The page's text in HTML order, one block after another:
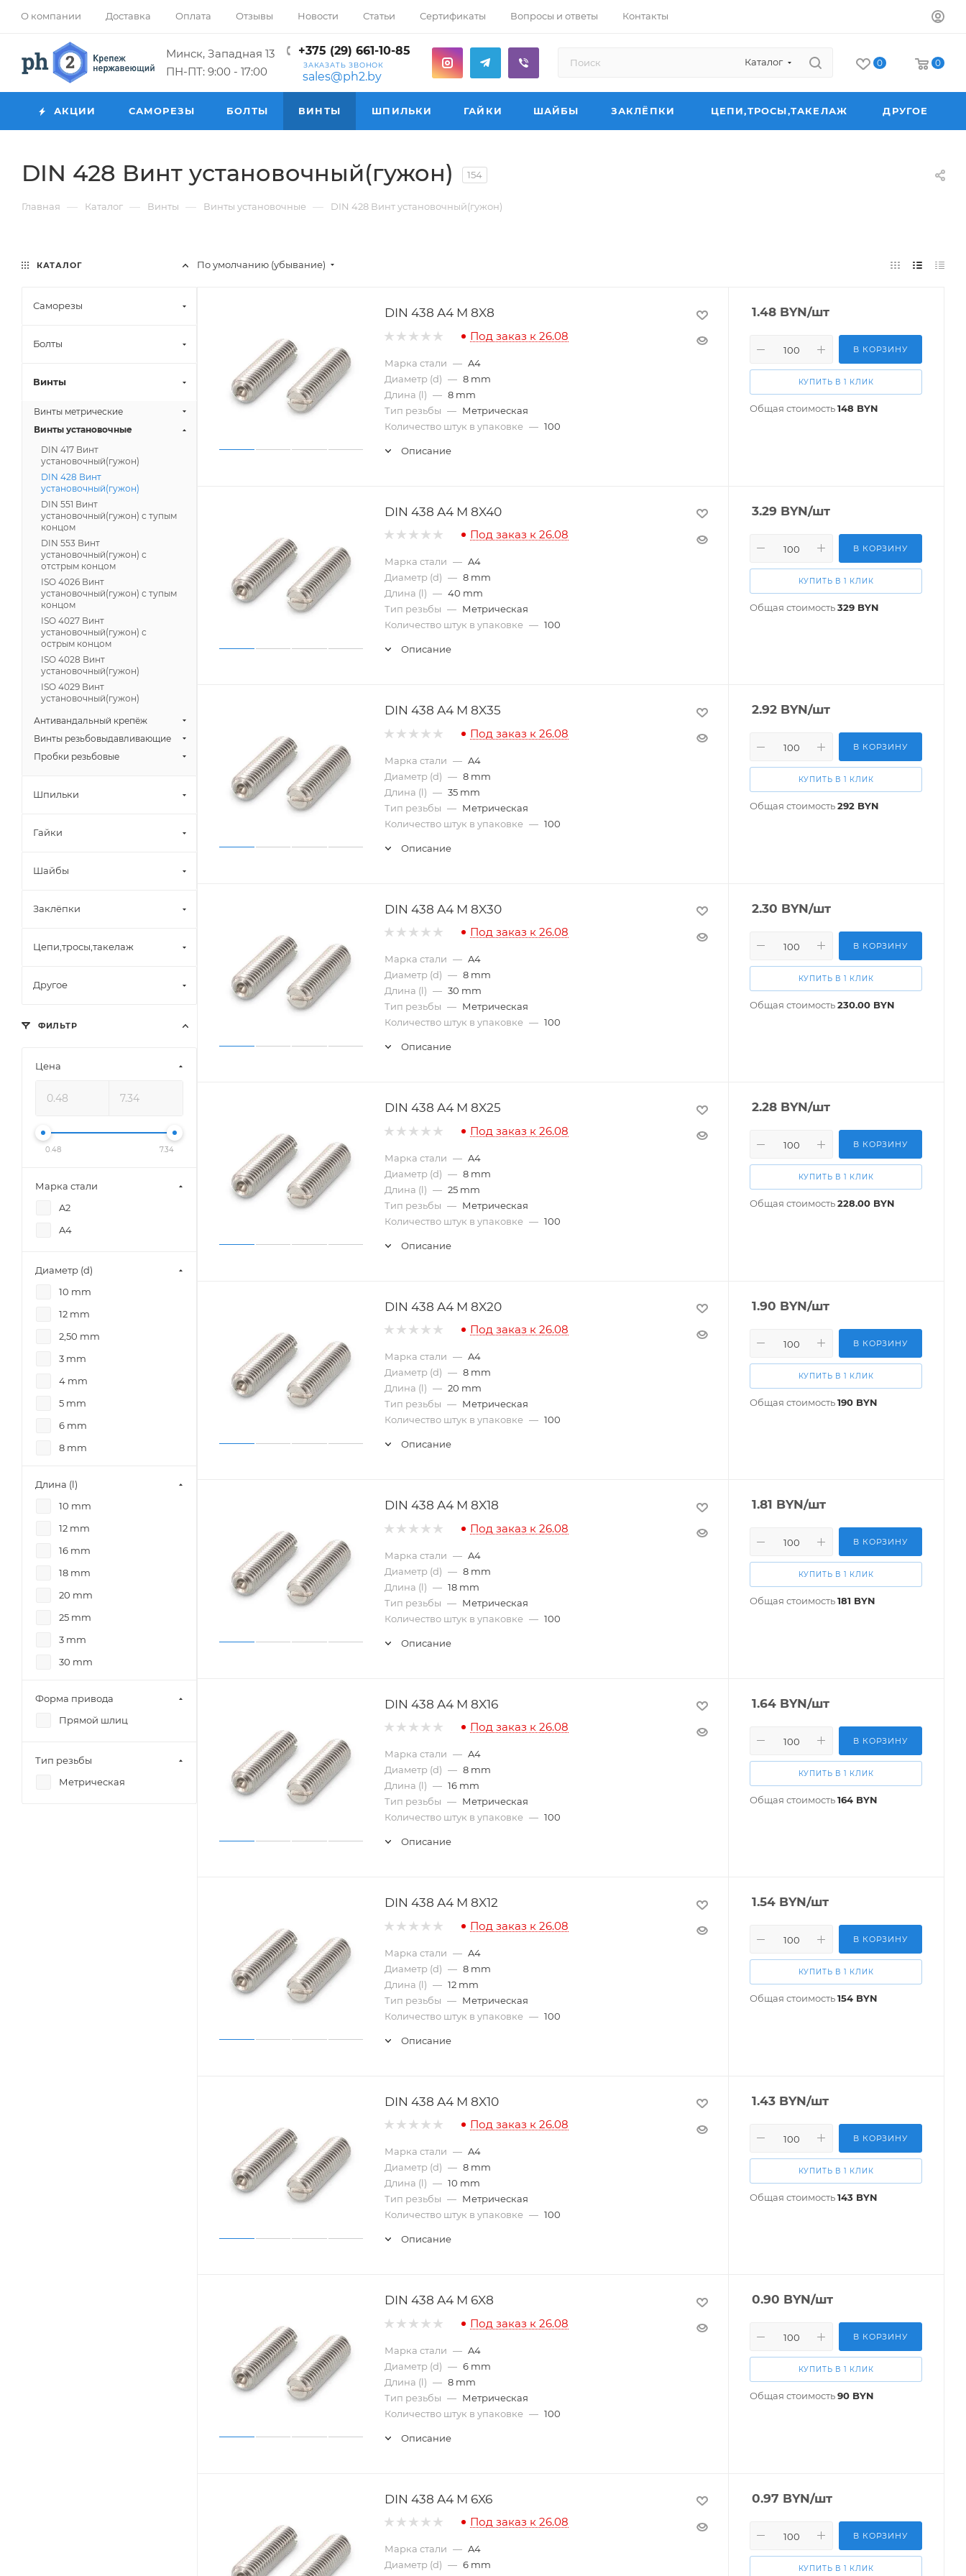
О компании Доставка Оплата Отзывы Новости Статьи Сертификаты Вопросы и ответы Контакты
Минск, Западная 13
ПН-ПТ: 9:00 - 17:00
+375 (29) 661-10-85
ЗАКАЗАТЬ ЗВОНОК
sales@ph2.by
Каталог 0 0
АКЦИИ САМОРЕЗЫ БОЛТЫ ВИНТЫ ШПИЛЬКИ ГАЙКИ ШАЙБЫ ЗАКЛЁПКИ ЦЕПИ,ТРОСЫ,ТАКЕЛАЖ ДРУГОЕ
DIN 428 Винт установочный(гужон) 154
Главная — Каталог — Винты — Винты установочные — DIN 428 Винт установочный(гужон)
По умолчанию (убывание)
DIN 438 A4 M 8X8
Под заказ к 26.08
Марка стали — A4
Диаметр (d) — 8 mm
Длина (l) — 8 mm
Тип резьбы — Метрическая
Количество штук в упаковке — 100
Описание
1.48 BYN/шт
В КОРЗИНУ
КУПИТЬ В 1 КЛИК
Общая стоимость148 BYN
DIN 438 A4 M 8X40
Под заказ к 26.08
Марка стали — A4
Диаметр (d) — 8 mm
Длина (l) — 40 mm
Тип резьбы — Метрическая
Количество штук в упаковке — 100
Описание
3.29 BYN/шт
В КОРЗИНУ
КУПИТЬ В 1 КЛИК
Общая стоимость329 BYN
DIN 438 A4 M 8X35
Под заказ к 26.08
Марка стали — A4
Диаметр (d) — 8 mm
Длина (l) — 35 mm
Тип резьбы — Метрическая
Количество штук в упаковке — 100
Описание
2.92 BYN/шт
В КОРЗИНУ
КУПИТЬ В 1 КЛИК
Общая стоимость292 BYN
DIN 438 A4 M 8X30
Под заказ к 26.08
Марка стали — A4
Диаметр (d) — 8 mm
Длина (l) — 30 mm
Тип резьбы — Метрическая
Количество штук в упаковке — 100
Описание
2.30 BYN/шт
В КОРЗИНУ
КУПИТЬ В 1 КЛИК
Общая стоимость230.00 BYN
DIN 438 A4 M 8X25
Под заказ к 26.08
Марка стали — A4
Диаметр (d) — 8 mm
Длина (l) — 25 mm
Тип резьбы — Метрическая
Количество штук в упаковке — 100
Описание
2.28 BYN/шт
В КОРЗИНУ
КУПИТЬ В 1 КЛИК
Общая стоимость228.00 BYN
DIN 438 A4 M 8X20
Под заказ к 26.08
Марка стали — A4
Диаметр (d) — 8 mm
Длина (l) — 20 mm
Тип резьбы — Метрическая
Количество штук в упаковке — 100
Описание
1.90 BYN/шт
В КОРЗИНУ
КУПИТЬ В 1 КЛИК
Общая стоимость190 BYN
DIN 438 A4 M 8X18
Под заказ к 26.08
Марка стали — A4
Диаметр (d) — 8 mm
Длина (l) — 18 mm
Тип резьбы — Метрическая
Количество штук в упаковке — 100
Описание
1.81 BYN/шт
В КОРЗИНУ
КУПИТЬ В 1 КЛИК
Общая стоимость181 BYN
DIN 438 A4 M 8X16
Под заказ к 26.08
Марка стали — A4
Диаметр (d) — 8 mm
Длина (l) — 16 mm
Тип резьбы — Метрическая
Количество штук в упаковке — 100
Описание
1.64 BYN/шт
В КОРЗИНУ
КУПИТЬ В 1 КЛИК
Общая стоимость164 BYN
DIN 438 A4 M 8X12
Под заказ к 26.08
Марка стали — A4
Диаметр (d) — 8 mm
Длина (l) — 12 mm
Тип резьбы — Метрическая
Количество штук в упаковке — 100
Описание
1.54 BYN/шт
В КОРЗИНУ
КУПИТЬ В 1 КЛИК
Общая стоимость154 BYN
DIN 438 A4 M 8X10
Под заказ к 26.08
Марка стали — A4
Диаметр (d) — 8 mm
Длина (l) — 10 mm
Тип резьбы — Метрическая
Количество штук в упаковке — 100
Описание
1.43 BYN/шт
В КОРЗИНУ
КУПИТЬ В 1 КЛИК
Общая стоимость143 BYN
DIN 438 A4 M 6X8
Под заказ к 26.08
Марка стали — A4
Диаметр (d) — 6 mm
Длина (l) — 8 mm
Тип резьбы — Метрическая
Количество штук в упаковке — 100
Описание
0.90 BYN/шт
В КОРЗИНУ
КУПИТЬ В 1 КЛИК
Общая стоимость90 BYN
DIN 438 A4 M 6X6
Под заказ к 26.08
Марка стали — A4
Диаметр (d) — 6 mm
0.97 BYN/шт
В КОРЗИНУ
КУПИТЬ В 1 КЛИК
КАТАЛОГ
Саморезы
Болты
Винты
Винты метрические
Винты установочные
DIN 417 Винт
установочный(гужон)
DIN 428 Винт
установочный(гужон)
DIN 551 Винт
установочный(гужон) с тупым
концом
DIN 553 Винт
установочный(гужон) с
отстрым концом
ISO 4026 Винт
установочный(гужон) с тупым
концом
ISO 4027 Винт
установочный(гужон) с
острым концом
ISO 4028 Винт
установочный(гужон)
ISO 4029 Винт
установочный(гужон)
Антивандальный крепёж
Винты резьбовыдавливающие
Пробки резьбовые
Шпильки
Гайки
Шайбы
Заклёпки
Цепи,тросы,такелаж
Другое
ФИЛЬТР
Цена
0.48 7.34
Марка стали
A2
A4
Диаметр (d)
10 mm
12 mm
2,50 mm
3 mm
4 mm
5 mm
6 mm
8 mm
Длина (l)
10 mm
12 mm
16 mm
18 mm
20 mm
25 mm
3 mm
30 mm
4 mm
40 mm
Форма привода
Прямой шлиц
Тип резьбы
Метрическая